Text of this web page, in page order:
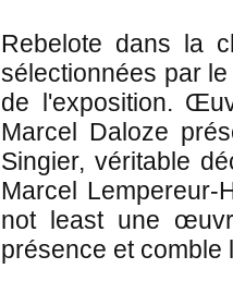
Rebelote dans la
sélectionnées par
de l'exposition.
Marcel Daloze
Singier, véritable
Marcel
not least une
présence et comble